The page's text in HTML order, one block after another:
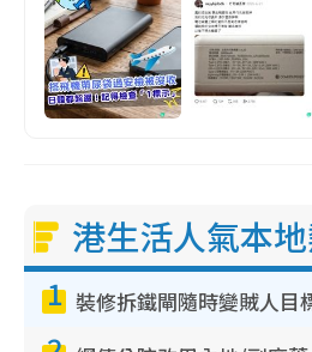
港生活人氣本
1